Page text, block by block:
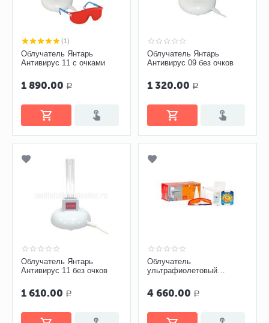
(1)
Облучатель Янтарь
Антивирус 11 с очками
1 890.00 Р
Облучатель Янтарь
Антивирус 09 без очков
1 320.00 Р
Облучатель Янтарь
Антивирус 11 без очков
1 610.00 Р
Облучатель
ультрафиолетовый
4 660.00 Р